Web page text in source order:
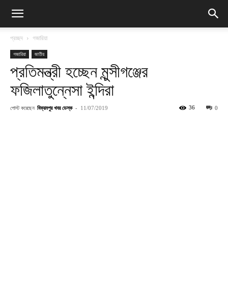
প্রচ্ছদ গজারিয়া
গজারিয়া জাতীয়
প্রতিমন্ত্রী হচ্ছেন মুন্সীগঞ্জের
ফজিলাতুন্নেসা ইন্দিরা
পোস্ট করেছেন বিক্রমপুর খবর ডেস্ক - 11/07/2019 0
36